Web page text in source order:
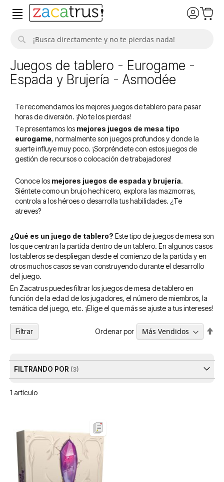
Juegos de tablero - Eurogame -
Espada y Brujería - Asmodée
Te recomendamos los mejores juegos de tablero para pasar
horas de diversión. ¡No te los pierdas!
Te presentamos los mejores juegos de mesa tipo
eurogame, normalmente son juegos profundos y donde la
suerte influye muy poco. ¡Sorpréndete con estos juegos de
gestión de recursos o colocación de trabajadores!
Conoce los mejores juegos de espada y brujería.
Siéntete como un brujo hechicero, explora las mazmorras,
controla a los héroes o desarrolla tus habilidades. ¿Te
atreves?
¿Qué es un juego de tablero? Este tipo de juegos de mesa son
los que centran la partida dentro de un tablero. En algunos casos
los tableros se despliegan desde el comienzo de la partida y en
otros muchos casos se van construyendo durante el desarrollo
del juego.
En Zacatrus puedes filtrar los juegos de mesa de tablero en
función de la edad de los jugadores, el número de miembros, la
temática del juego, etc. ¡Elige el que más se ajuste a tus intereses!
1 artículo
Ordenar por
Filtrar
FILTRANDO POR